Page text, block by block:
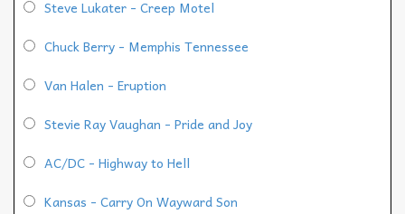
Steve Lukater - Creep Motel
Chuck Berry - Memphis Tennessee
Van Halen - Eruption
Stevie Ray Vaughan - Pride and Joy
AC/DC - Highway to Hell
Kansas - Carry On Wayward Son